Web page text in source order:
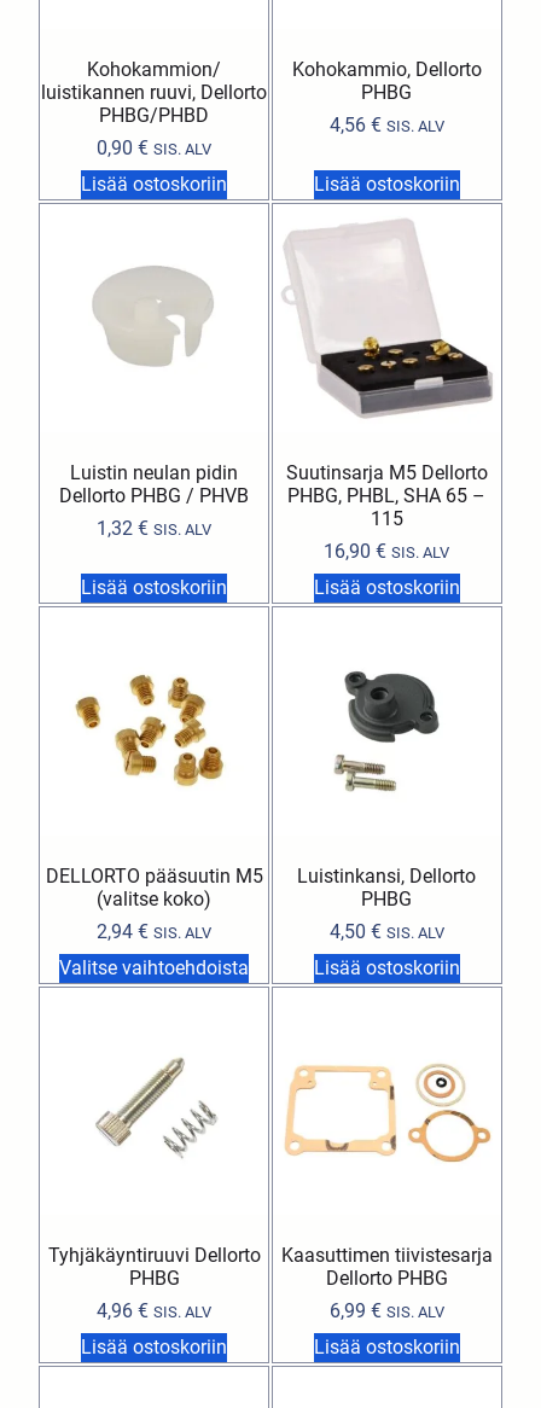
Kohokammion/
luistikannen ruuvi, Dellorto
PHBG/PHBD
0,90€ SIS. ALV
Lisää ostoskoriin
Kohokammio, Dellorto
PHBG
4,56 € SIS. ALV
Lisää ostoskoriin
Luistin neulan pidin
Dellorto PHBG / PHVB
1,32€ SIS. ALV
Lisää ostoskoriin
Suutinsarja M5 Dellorto
PHBG, PHBL, SHA 65 –
115
16,90€ SIS. ALV
Lisää ostoskoriin
DELLORTO pääsuutin M5
(valitse koko)
2,94€ SIS. ALV
Valitse vaihtoehdoista
Luistinkansi, Dellorto
PHBG
4,50 € SIS. ALV
Lisää ostoskoriin
Tyhjäkäyntiruuvi Dellorto
PHBG
4,96€ SIS. ALV
Lisää ostoskoriin
Kaasuttimen tiivistesarja
Dellorto PHBG
6,99 € SIS. ALV
Lisää ostoskoriin